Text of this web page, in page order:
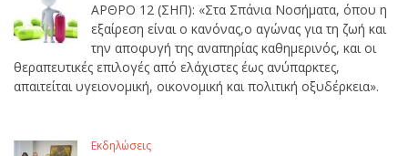
ΑΡΘΡΟ 12 (ΣΗΠ): «Στα Σπάνια Νοσήματα, όπου η
εξαίρεση είναι ο κανόνας,ο αγώνας για τη ζωή και
την αποφυγή της αναπηρίας καθημερινός, και οι
θεραπευτικές επιλογές από ελάχιστες έως ανύπαρκτες,
απαιτείται υγειονομική, οικονομική και πολιτική οξυδέρκεια».
Εκδηλώσεις